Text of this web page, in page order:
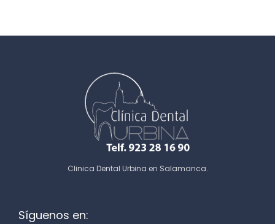
Clinica Dental Urbina en Salamanca.
Síguenos en: